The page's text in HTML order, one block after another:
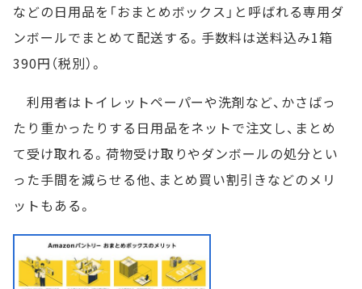
などの日用品を「おまとめボックス」と呼ばれる専用ダ
ンボールでまとめて配送する。手数料は送料込み1箱
390円（税別）。
利用者はトイレットペーパーや洗剤など、かさばっ
たり重かったりする日用品をネットで注文し、まとめ
て受け取れる。荷物受け取りやダンボールの処分とい
った手間を減らせる他、まとめ買い割引きなどのメリ
ットもある。